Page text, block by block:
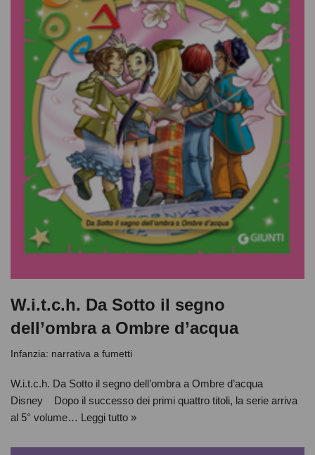
W.i.t.c.h. Da Sotto il segno
dell’ombra a Ombre d’acqua
Infanzia: narrativa a fumetti
W.i.t.c.h. Da Sotto il segno dell’ombra a Ombre d’acqua
Disney Dopo il successo dei primi quattro titoli, la serie arriva
al 5° volume… Leggi tutto »